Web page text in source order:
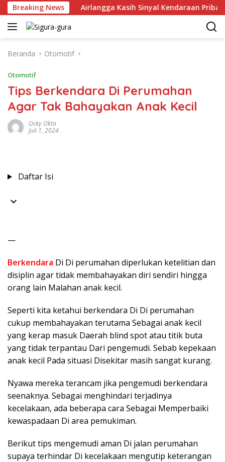
Langsung
ke
konten
Breaking News
2026 Airlangga Kasih Sinyal Kendaraan Pribadi
Beranda Otomotif
Otomotif
Tips Berkendara Di Perumahan
Agar Tak Bahayakan Anak Kecil
Ocky Okta
Juli 1, 2024
Daftar Isi
—
Berkendara Di Di perumahan diperlukan ketelitian dan
disiplin agar tidak membahayakan diri sendiri hingga
orang lain Malahan anak kecil.
Seperti kita ketahui berkendara Di Di perumahan
cukup membahayakan terutama Sebagai anak kecil
yang kerap masuk Daerah blind spot atau titik buta
yang tidak terpantau Dari pengemudi. Sebab kepekaan
anak kecil Pada situasi Disekitar masih sangat kurang.
Nyawa mereka terancam jika pengemudi berkendara
seenaknya. Sebagai menghindari terjadinya
kecelakaan, ada beberapa cara Sebagai Memperbaiki
kewaspadaan Di area pemukiman.
Berikut tips mengemudi aman Di jalan perumahan
supaya terhindar Di kecelakaan mengutip keterangan